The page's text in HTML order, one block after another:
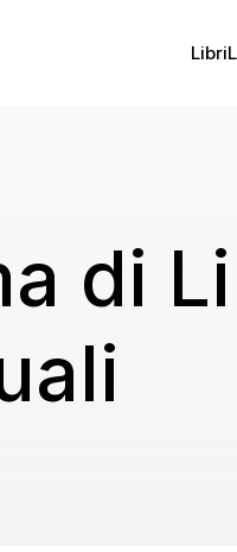
Libri
di